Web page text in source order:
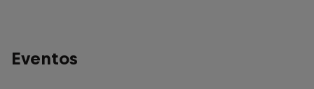
Eventos